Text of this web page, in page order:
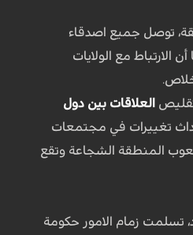
توصل جميع اصدقاء
الارتباط مع الولايات
العلاقات بين دول
تغييرات في مجتمعات
المنطقة الشجاعة وتقع
تسلمت زمام الامور حكومة